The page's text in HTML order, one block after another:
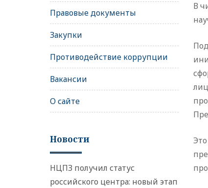
В
Правовые документы
Закупки
Противодействие коррупции
Вакансии
О сайте
Новости
НЦПЗ получил статус
российского центра: новый этап